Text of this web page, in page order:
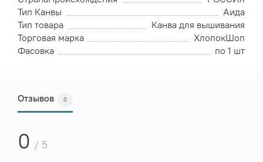
Тип Канвы
Аида
Тип товара
Канва для вышивания
Торговая марка
ХлопокШоп
Фасовка
по 1 шт
Отзывов 0
0 / 5